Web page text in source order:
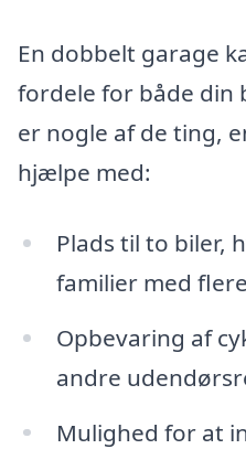
En dobbelt garage
fordele for både din
er nogle af de ting,
hjælpe med:
Plads til to biler,
familier med
Opbevaring af
andre
Mulighed for at